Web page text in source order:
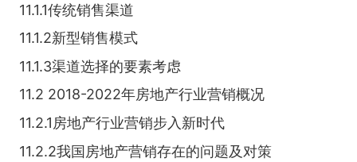
11.1.1传统销售渠道
11.1.2新型销售模式
11.1.3渠道选择的要素考虑
11.2 2018-2022年房地产行业营销概况
11.2.1房地产行业营销步入新时代
11.2.2我国房地产营销存在的问题及对策